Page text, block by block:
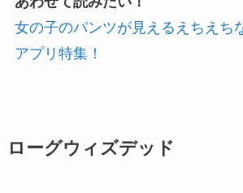
女の子のパンツが見えるえちえち
アプリ特集！
ローグウィズデッド